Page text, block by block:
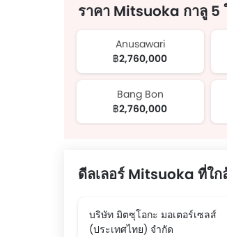
ราคา Mitsuoka กาลู 5
Anusawari
฿2,760,000
Bang Bon
฿2,760,000
ดีลเลอร์ Mitsuoka ที่ใ
บริษัท มิตซุโอกะ มอเตอร์เซลส์
(ประเทศไทย) จำกัด